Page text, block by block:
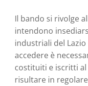
Il bando si rivolge
intendono
industriali del
accedere è
costituiti e iscritti
risultare in